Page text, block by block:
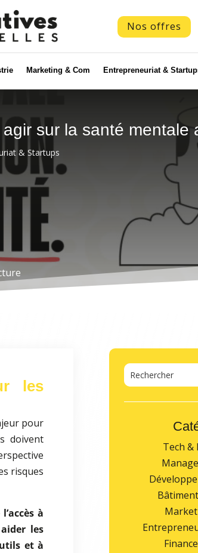
Nos offres
Marketing & Com Entrepreneuriat &
sur la santé mentale
& Startups
les
pour
doivent
risques
à
les
et à
Tech